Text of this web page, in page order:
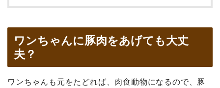
ワンちゃんに豚肉をあげても大丈
夫？
ワンちゃんも元をたどれば、肉食動物になるので、豚